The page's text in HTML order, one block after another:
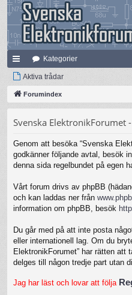
na
bb
ar
Kategorier
Aktiva trådar
Forumindex
Svenska ElektronikForumet
Genom att besöka “Svenska
godkänner följande avtal, besök
denna sida regelbundet på egen
Vårt forum drivs av phpBB
och kan laddas ner från
information om phpBB, besök
Du går med på att inte posta
eller internationell lag. Om du
ElektronikForumet” har rätten
delges till någon tredje part utan
Jag har läst och lovar att följa